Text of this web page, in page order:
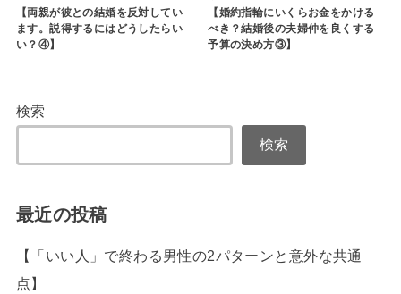
【両親が彼との結婚を反対してい
ます。説得するにはどうしたらい
い？④】
【婚約指輪にいくらお金をかける
べき？結婚後の夫婦仲を良くする
予算の決め方③】
検索
検索
最近の投稿
【「いい人」で終わる男性の2パターンと意外な共通
点】